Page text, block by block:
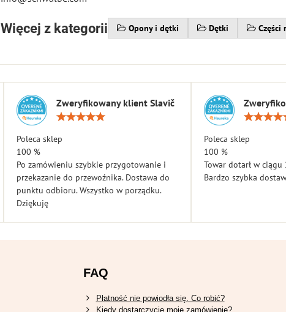
Więcej z kategorii Opony i dętki Dętki Części
Zweryfikowany klient Slavič
Poleca sklep
100 %
Po zamówieniu szybkie przygotowanie i
przekazanie do przewoźnika. Dostawa do
punktu odbioru. Wszystko w porządku.
Dziękuję
Poleca sklep
100 %
Towar dotarł w ciągu
Bardzo szybka
FAQ
Płatność nie powiodła się. Co robić?
Kiedy dostarczycie moje zamówienie?